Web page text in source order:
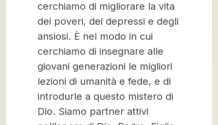
cerchiamo di migliorare la vita
dei poveri, dei depressi e degli
ansiosi. È nel modo in cui
cerchiamo di insegnare alle
giovani generazioni le migliori
lezioni di umanità e fede, e di
introdurle a questo mistero di
Dio. Siamo partner attivi